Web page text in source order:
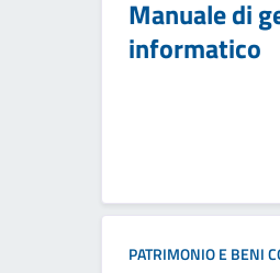
Manuale di
informatico
PATRIMONIO E BENI